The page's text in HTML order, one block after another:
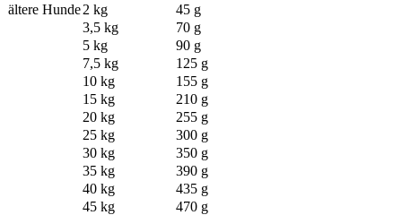
ältere Hunde2 kg
45 g
3,5 kg
70 g
5 kg
90 g
7,5 kg
125 g
10 kg
155 g
15 kg
210 g
20 kg
255 g
25 kg
300 g
30 kg
350 g
35 kg
390 g
40 kg
435 g
45 kg
470 g